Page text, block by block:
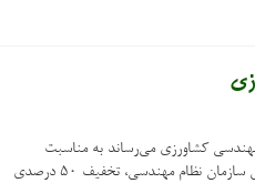
کشاورزی می‌رساند به مناسبت
فرارسیدن ایام ماه مبارک رمضان و سالروز تأسیس سازمان نظام مهندسی، تخفیف ۵۰ درصدی